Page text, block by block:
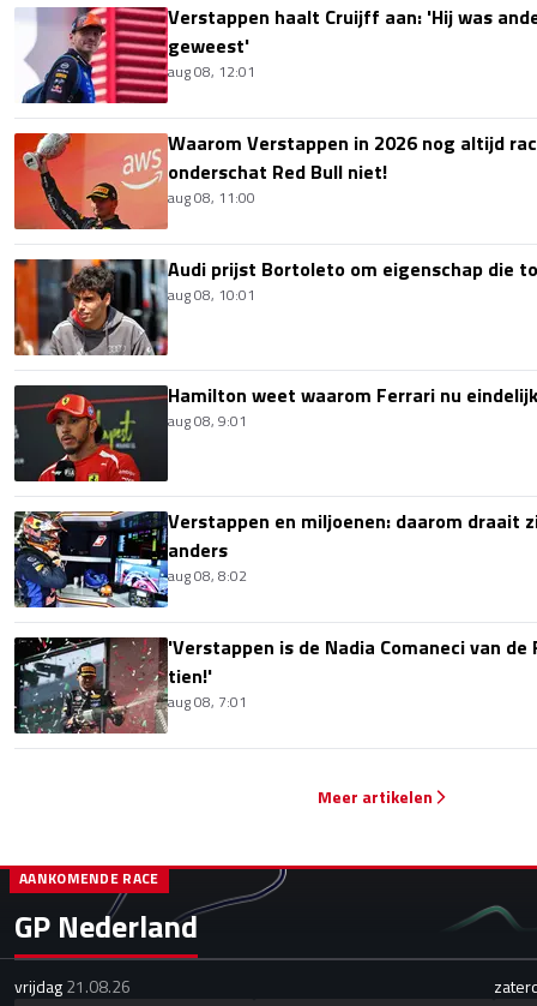
Verstappen haalt Cruijff aan: 'Hij was
geweest'
aug 08, 12:01
Waarom Verstappen in 2026 nog altijd
onderschat Red Bull niet!
aug 08, 11:00
Audi prijst Bortoleto om eigenschap die
aug 08, 10:01
Hamilton weet waarom Ferrari nu
aug 08, 9:01
Verstappen en miljoenen: daarom draait
anders
aug 08, 8:02
'Verstappen is de Nadia Comaneci van
tien!'
aug 08, 7:01
Meer artikelen
GP Nederland
AANKOMENDE RACE
vrijdag21.08.26